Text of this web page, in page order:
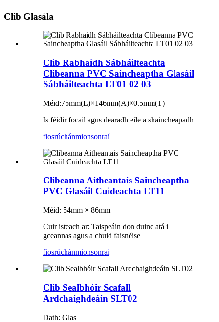
Clib Glasála
Clib Rabhaidh Sábháilteachta
Clibeanna PVC Saincheaptha Glasáil
Sábháilteachta LT01 02 03
Méid:75mm(L)×146mm(A)×0.5mm(T)
Is féidir focail agus dearadh eile a shaincheapadh
fiosrúchánmionsonraí
Clibeanna Aitheantais Saincheaptha
PVC Glasáil Cuideachta LT11
Méid: 54mm × 86mm
Cuir isteach ar: Taispeáin don duine atá i
gceannas agus a chuid faisnéise
fiosrúchánmionsonraí
Clib Sealbhóir Scafall
Ardchaighdeáin SLT02
Dath: Glas